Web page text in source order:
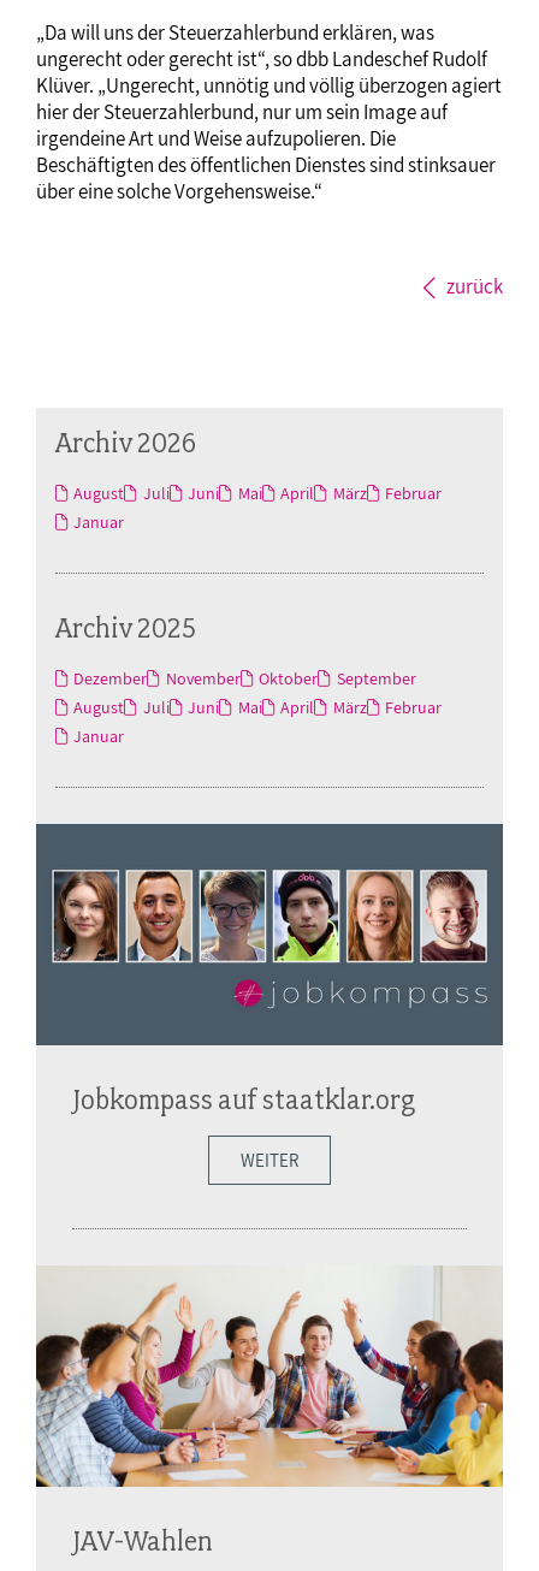
„Da will uns der Steuerzahlerbund erklären, was
ungerecht oder gerecht ist“, so dbb Landeschef Rudolf
Klüver. „Ungerecht, unnötig und völlig überzogen agiert
hier der Steuerzahlerbund, nur um sein Image auf
irgendeine Art und Weise aufzupolieren. Die
Beschäftigten des öffentlichen Dienstes sind stinksauer
über eine solche Vorgehensweise.“
zurück
Archiv 2026
August Juli Juni Mai April März
Februar
Januar
Archiv 2025
Dezember November Oktober
September
August
Juli Juni Mai April März
Februar
Januar
Jobkompass auf staatklar.org
WEITER
JAV-Wahlen